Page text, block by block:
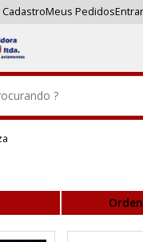
Meus PedidosEntrar